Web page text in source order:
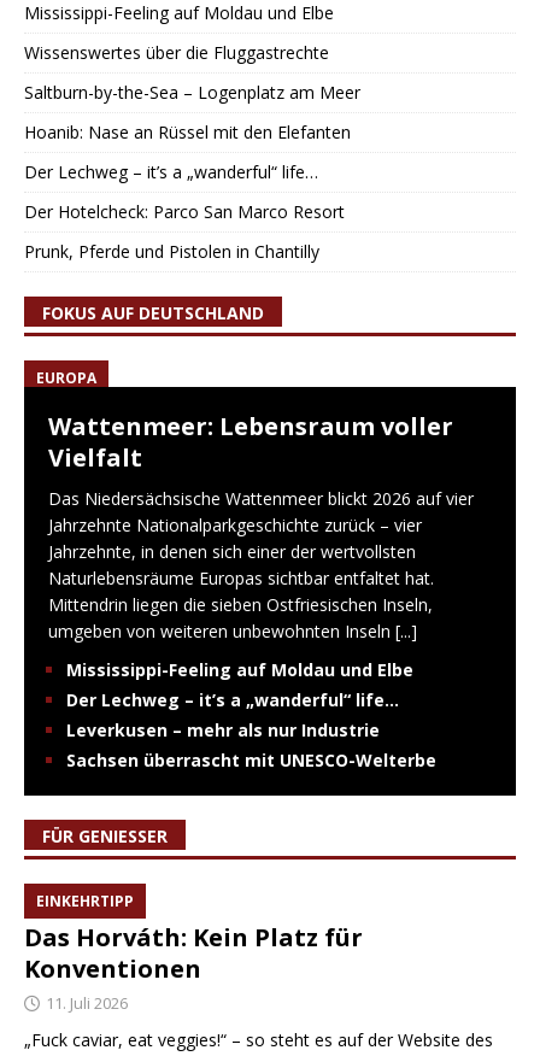
Mississippi-Feeling auf Moldau und Elbe
Wissenswertes über die Fluggastrechte
Saltburn-by-the-Sea – Logenplatz am Meer
Hoanib: Nase an Rüssel mit den Elefanten
Der Lechweg – it’s a „wanderful“ life…
Der Hotelcheck: Parco San Marco Resort
Prunk, Pferde und Pistolen in Chantilly
FOKUS AUF DEUTSCHLAND
EUROPA
Wattenmeer: Lebensraum voller
Vielfalt
Das Niedersächsische Wattenmeer blickt 2026 auf vier
Jahrzehnte Nationalparkgeschichte zurück – vier
Jahrzehnte, in denen sich einer der wertvollsten
Naturlebensräume Europas sichtbar entfaltet hat.
Mittendrin liegen die sieben Ostfriesischen Inseln,
umgeben von weiteren unbewohnten Inseln [...]
Mississippi-Feeling auf Moldau und Elbe
Der Lechweg – it’s a „wanderful“ life…
Leverkusen – mehr als nur Industrie
Sachsen überrascht mit UNESCO-Welterbe
FÜR GENIESSER
EINKEHRTIPP
Das Horváth: Kein Platz für
Konventionen
11. Juli 2026
„Fuck caviar, eat veggies!“ – so steht es auf der Website des